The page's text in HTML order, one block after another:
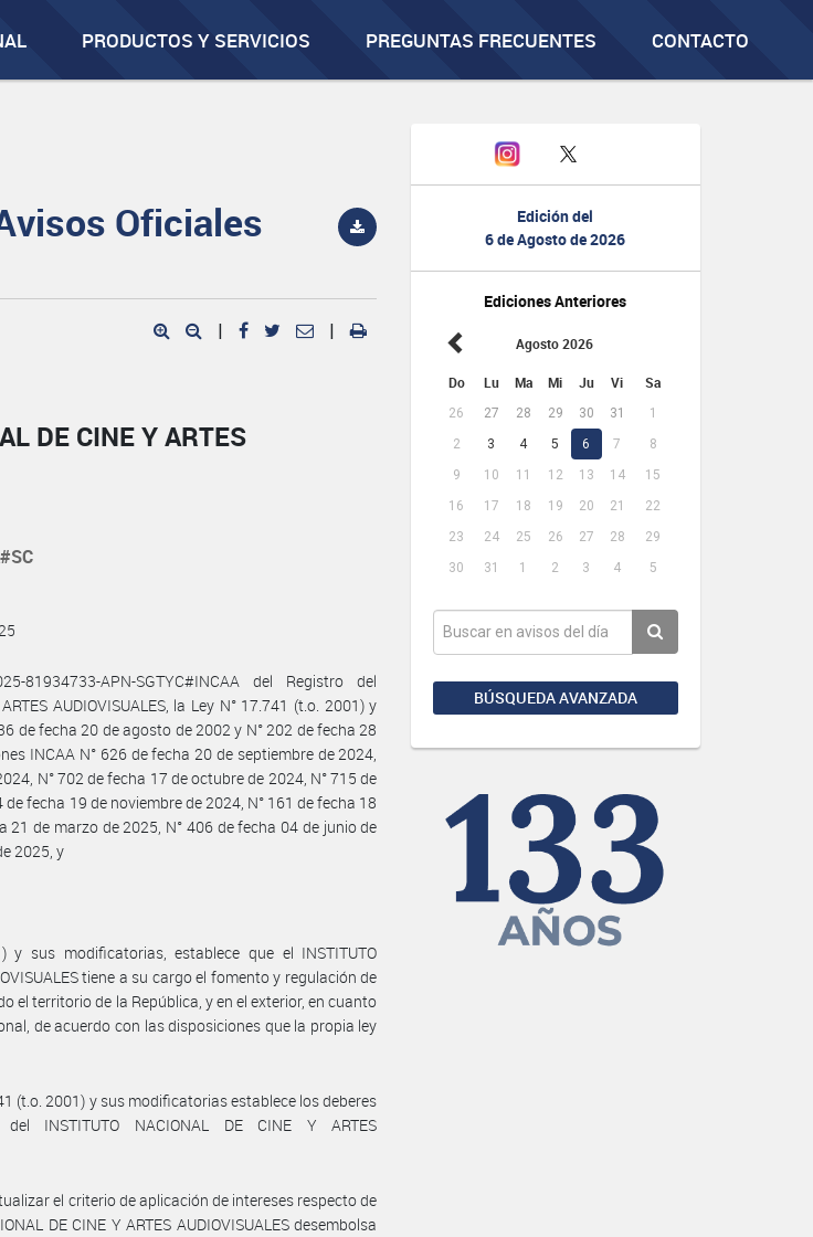
PRODUCTOS Y SERVICIOS PREGUNTAS FRECUENTES CONTACTO
Edición del
6 de Agosto de 2026
Ediciones Anteriores
Agosto 2026
Do Lu Ma Mi Ju Vi Sa
26 27 28 29 30 31
1
2
3 4 5 6 7
8
9
10 11 12 13 14
15
16
17 18 19 20 21
22
23
24 25 26 27 28
29
30
31 1 2 3 4 5
BÚSQUEDA AVANZADA
Oficiales
| |
DE CINE Y ARTES
81934733-APN-SGTYC#INCAA del Registro del
AUDIOVISUALES, la Ley N° 17.741 (t.o. 2001) y
de fecha 20 de agosto de 2002 y N° 202 de fecha 28
INCAA N° 626 de fecha 20 de septiembre de 2024,
N° 702 de fecha 17 de octubre de 2024, N° 715 de
fecha 19 de noviembre de 2024, N° 161 de fecha 18
21 de marzo de 2025, N° 406 de fecha 04 de junio de
2025, y
y sus modificatorias, establece que el INSTITUTO
tiene a su cargo el fomento y regulación de
el territorio de la República, y en el exterior, en cuanto
de acuerdo con las disposiciones que la propia ley
(t.o. 2001) y sus modificatorias establece los deberes
INSTITUTO NACIONAL DE CINE Y ARTES
el criterio de aplicación de intereses respecto de
DE CINE Y ARTES AUDIOVISUALES desembolsa